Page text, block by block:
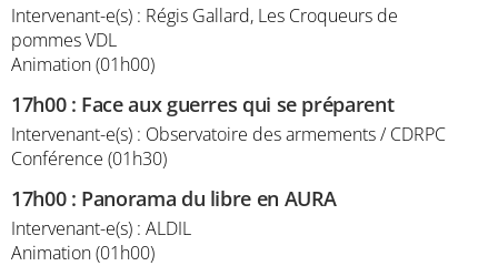
Intervenant-e(s) : Régis Gallard, Les Croqueurs de
pommes VDL
Animation (01h00)
17h00: Face aux guerres qui se préparent
Intervenant-e(s) : Observatoire des armements / CDRPC
Conférence (01h30)
17h00: Panorama du libre en AURA
Intervenant-e(s) : ALDIL
Animation (01h00)